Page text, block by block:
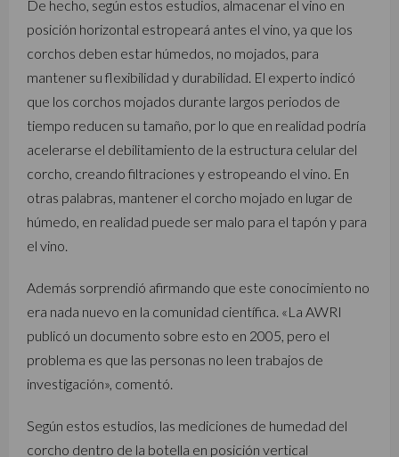
De hecho, según estos estudios, almacenar el vino en
posición horizontal estropeará antes el vino, ya que los
corchos deben estar húmedos, no mojados, para
mantener su flexibilidad y durabilidad. El experto indicó
que los corchos mojados durante largos periodos de
tiempo reducen su tamaño, por lo que en realidad podría
acelerarse el debilitamiento de la estructura celular del
corcho, creando filtraciones y estropeando el vino. En
otras palabras, mantener el corcho mojado en lugar de
húmedo, en realidad puede ser malo para el tapón y para
el vino.
Además sorprendió afirmando que este conocimiento no
era nada nuevo en la comunidad científica. «La AWRI
publicó un documento sobre esto en 2005, pero el
problema es que las personas no leen trabajos de
investigación», comentó.
Según estos estudios, las mediciones de humedad del
corcho dentro de la botella en posición vertical